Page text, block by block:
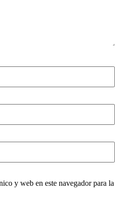
y web en este navegador para la